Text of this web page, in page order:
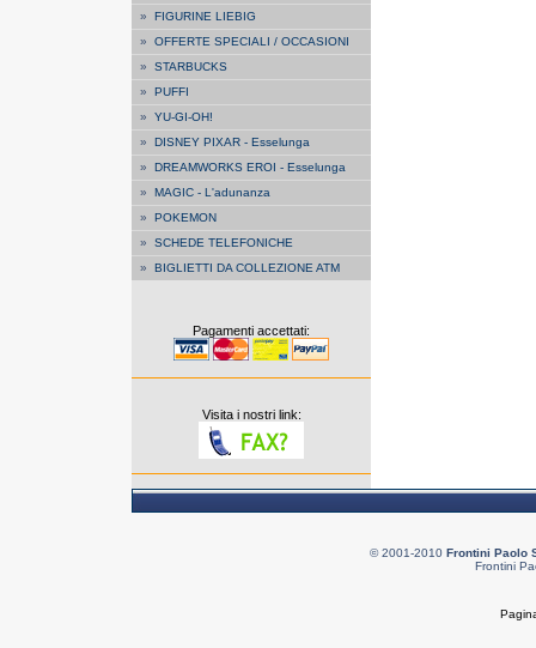
» FIGURINE LIEBIG
» OFFERTE SPECIALI / OCCASIONI
» STARBUCKS
» PUFFI
» YU-GI-OH!
» DISNEY PIXAR - Esselunga
» DREAMWORKS EROI - Esselunga
» MAGIC - L'adunanza
» POKEMON
» SCHEDE TELEFONICHE
» BIGLIETTI DA COLLEZIONE ATM
Pagamenti accettati:
Visita i nostri link:
© 2001-2010 Frontini Paolo
Frontini